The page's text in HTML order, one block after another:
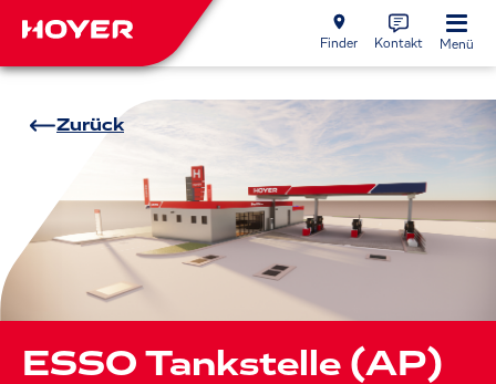
Finder Kontakt Menü
Zurück
ESSO Tankstelle (AP)